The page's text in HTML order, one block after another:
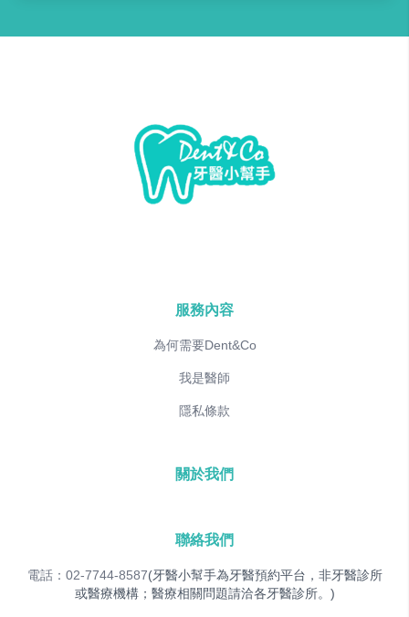
服務內容
為何需要Dent&Co
我是醫師
隱私條款
關於我們
聯絡我們
電話：02-7744-8587(牙醫小幫手為牙醫預約平台，非牙醫診所
或醫療機構；醫療相關問題請洽各牙醫診所。)